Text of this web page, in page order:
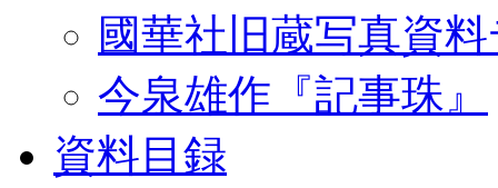
國華社旧蔵写真資
今泉雄作『記事珠』
資料目録